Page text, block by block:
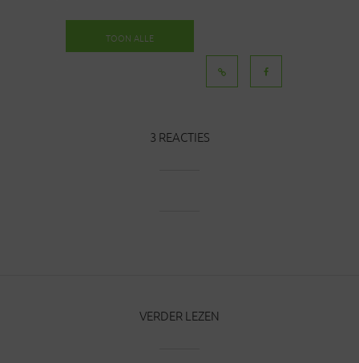
TOON ALLE
3 REACTIES
VERDER LEZEN